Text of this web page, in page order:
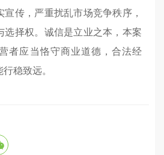
传，严重扰乱市场竞争秩序，
选择权。诚信是立业之本，本案
者应当恪守商业道德，合法经
稳致远。